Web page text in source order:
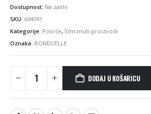
Dostupnost: Na zalihi
SKU: 604091
Kategorije: Povrće, Smrznuti proizvodi
Oznaka: BONDUELLE
DODAJ U KOŠARICU